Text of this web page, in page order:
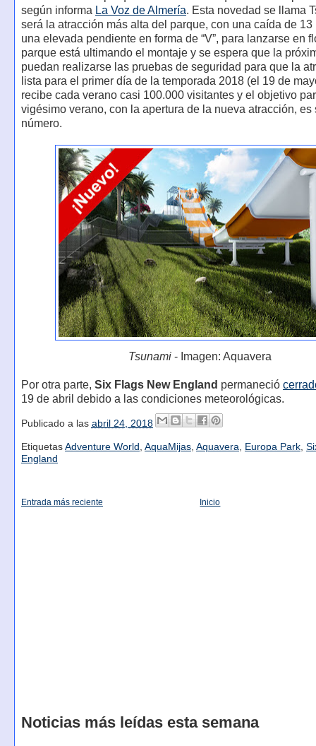
según informa La Voz de Almería. Esta novedad se llama
será la atracción más alta del parque, con una caída de 13
una elevada pendiente en forma de “V”, para lanzarse en
parque está ultimando el montaje y se espera que la
puedan realizarse las pruebas de seguridad para que la
lista para el primer día de la temporada 2018 (el 19 de
recibe cada verano casi 100.000 visitantes y el objetivo
vigésimo verano, con la apertura de la nueva atracción, es
número.
Tsunami- Imagen: Aquavera
Por otra parte, Six Flags New England permaneció
19 de abril debido a las condiciones meteorológicas.
Publicado a las abril 24, 2018
Etiquetas Adventure World AquaMijas, Aquavera Europa Park,
England
Entrada más reciente Inicio
Noticias más leídas esta semana